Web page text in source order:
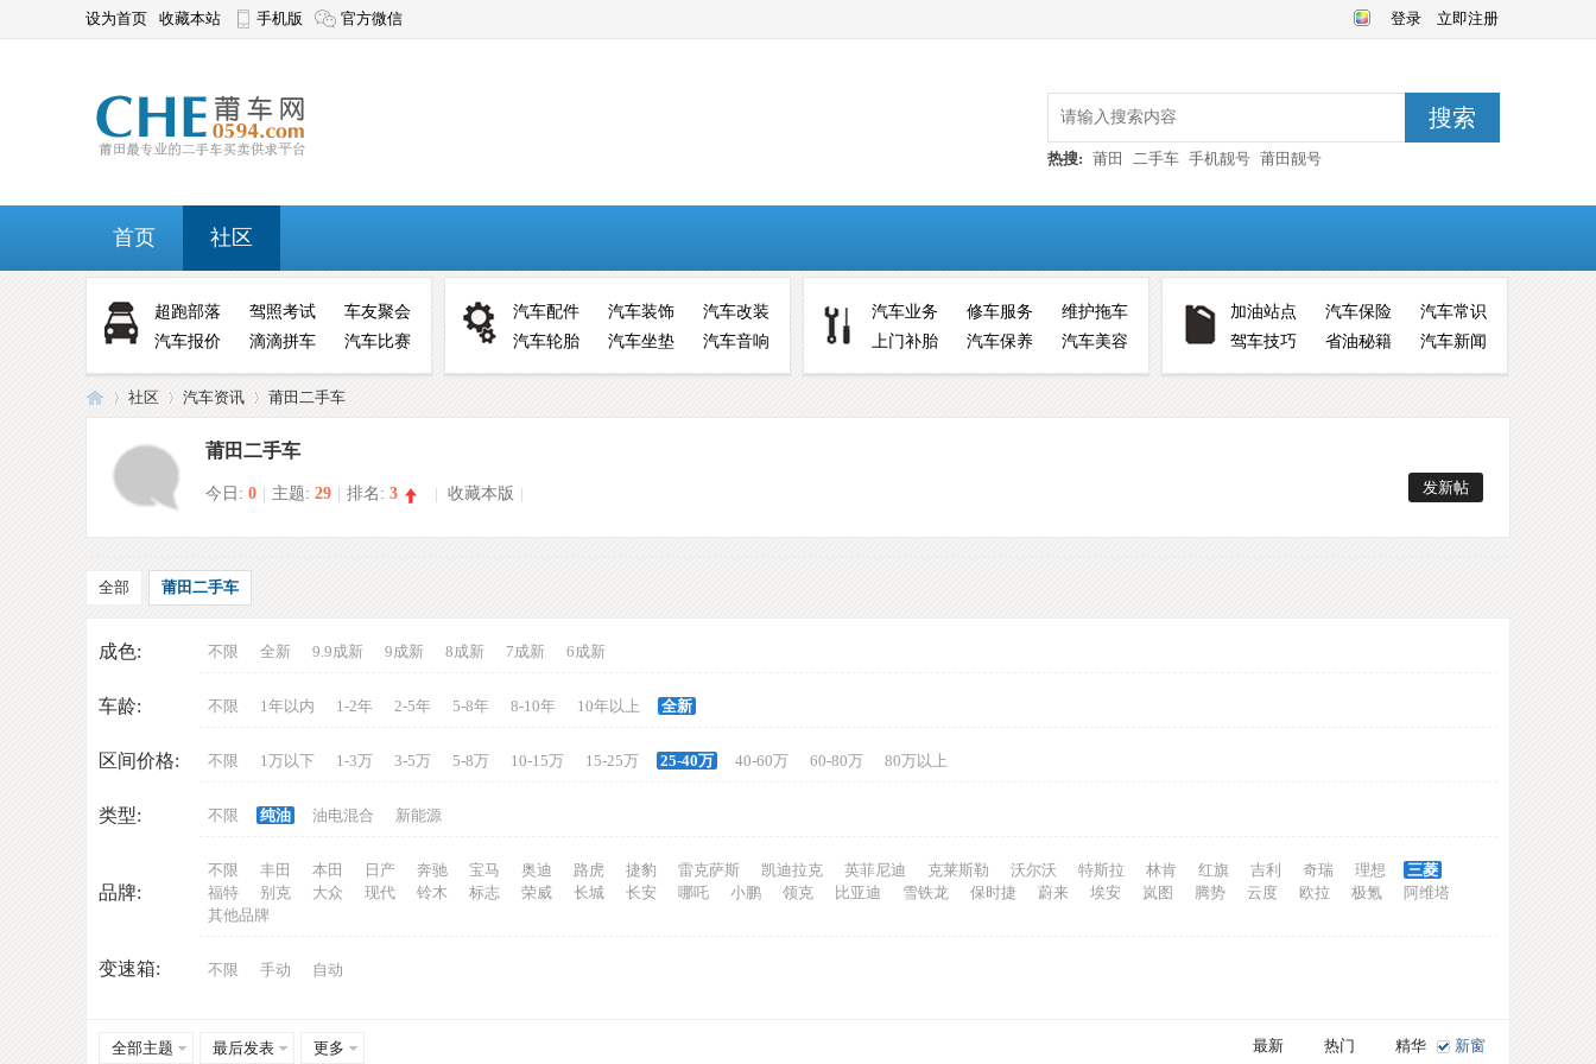
设为首页 收藏本站 手机版 官方微信 登录 立即注册
搜索
热搜: 莆田 二手车 手机靓号 莆田靓号
首页 社区
超跑部落 驾照考试
车友聚会
汽车报价
滴滴拼车 汽车比赛
汽车配件 汽车装饰
汽车改装
汽车轮胎
汽车坐垫 汽车音响
汽车业务 修车服务
维护拖车
上门补胎
汽车保养 汽车美容
加油站点 汽车保险
汽车常识
驾车技巧
省油秘籍 汽车新闻
网
社区
›
汽车资讯
›
莆田二手车
莆田二手车
今日: 0 主题: 29 排名: 3 | 收藏本版 | 发新帖
全部 莆田二手车
成色: 不限 全新 9.9成新 9成新 8成新 7成新 6成新
车龄: 不限 1年以内 1-2年 2-5年 5-8年 8-10年 10年以上 全新
区间价格: 不限 1万以下 1-3万 3-5万 5-8万 10-15万 15-25万 25-40万 40-60万 60-80万 80万以上
类型: 不限 纯油 油电混合 新能源
品牌:
不限 丰田 本田 日产 奔驰 宝马 奥迪 路虎 捷豹 雷克萨斯 凯迪拉克 英菲尼迪 克莱斯勒 沃尔沃 特斯拉 林肯 红旗 吉利 奇瑞 理想
三菱
福特
别克 大众 现代 铃木 标志 荣威 长城 长安 哪吒 小鹏 领克 比亚迪 雪铁龙 保时捷 蔚来 埃安 岚图 腾势 云度 欧拉 极氪
阿维塔
其他品牌
变速箱: 不限 手动 自动
全部主题 最后发表 更多 最新 热门 精华 新窗